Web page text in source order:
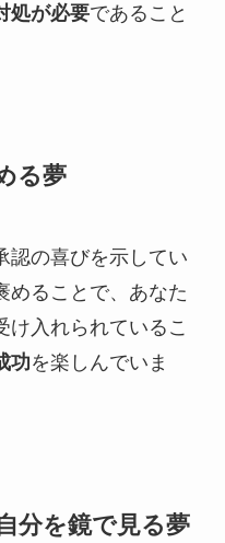
処が必要であること
る夢
認の喜びを示してい
めることで、あなた
け入れられているこ
功を楽しんでいま
分を鏡で見る夢